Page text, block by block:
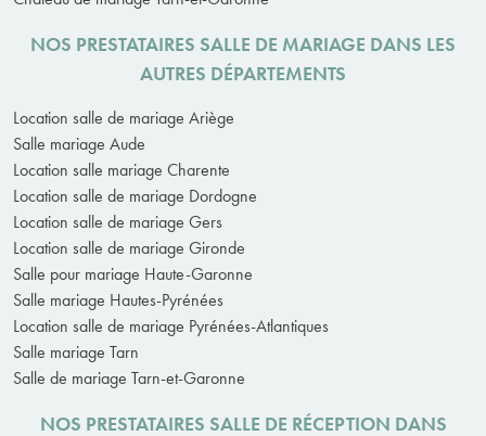
NOS PRESTATAIRES SALLE DE MARIAGE DANS LES
AUTRES DÉPARTEMENTS
Location salle de mariage Ariège
Salle mariage Aude
Location salle mariage Charente
Location salle de mariage Dordogne
Location salle de mariage Gers
Location salle de mariage Gironde
Salle pour mariage Haute-Garonne
Salle mariage Hautes-Pyrénées
Location salle de mariage Pyrénées-Atlantiques
Salle mariage Tarn
Salle de mariage Tarn-et-Garonne
NOS PRESTATAIRES SALLE DE RÉCEPTION DANS